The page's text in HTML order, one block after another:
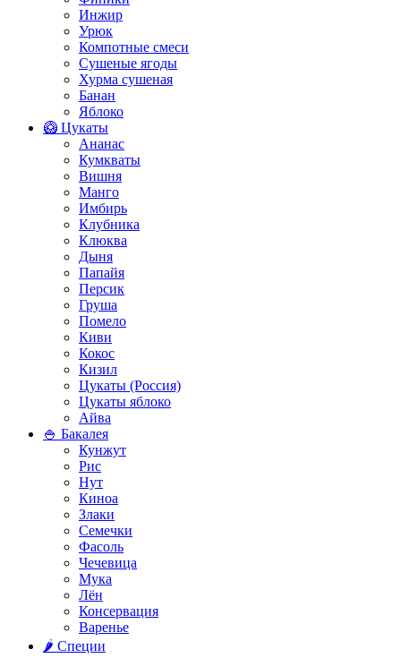
Инжир
Урюк
Компотные смеси
Сушеные ягоды
Хурма сушеная
Банан
Яблоко
🥝 Цукаты
Ананас
Кумкваты
Вишня
Манго
Имбирь
Клубника
Клюква
Дыня
Папайя
Персик
Груша
Помело
Киви
Кокос
Кизил
Цукаты (Россия)
Цукаты яблоко
Айва
🍚 Бакалея
Кунжут
Рис
Нут
Киноа
Злаки
Семечки
Фасоль
Чечевица
Мука
Лён
Консервация
Варенье
🌶️ Специи